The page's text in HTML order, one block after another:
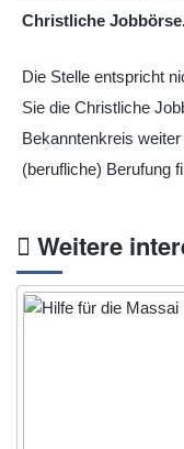
Christliche
Die Stelle entspricht
Sie die Christliche
Bekanntenkreis
(berufliche) Berufung
Weitere